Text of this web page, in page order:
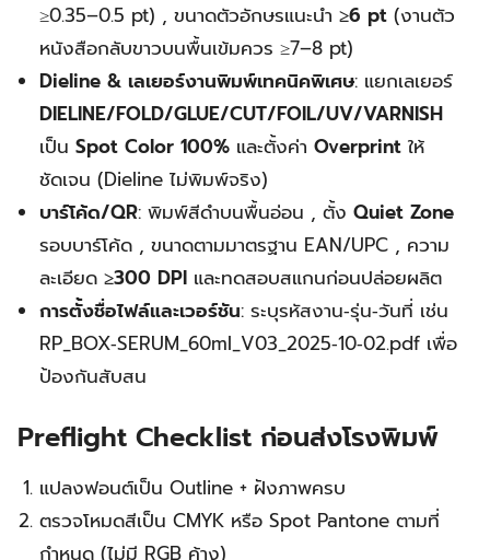
≥0.35–0.5 pt) , ขนาดตัวอักษรแนะนำ≥6 pt (งานตัว
หนังสือกลับขาวบนพื้นเข้มควร ≥7–8 pt)
Dieline & เลเยอร์งานพิมพ์เทคนิคพิเศษ: แยกเลเยอร์
DIELINE/FOLD/GLUE/CUT/FOIL/UV/VARNISH
เป็นSpot Color 100% และตั้งค่าOverprint ให้
ชัดเจน (Dieline ไม่พิมพ์จริง)
บาร์โค้ด/QR: พิมพ์สีดำบนพื้นอ่อน , ตั้งQuiet Zone
รอบบาร์โค้ด , ขนาดตามมาตรฐาน EAN/UPC , ความ
ละเอียด≥300 DPI และทดสอบสแกนก่อนปล่อยผลิต
การตั้งชื่อไฟล์และเวอร์ชัน: ระบุรหัสงาน‑รุ่น‑วันที่ เช่น
RP_BOX‑SERUM_60ml_V03_2025‑10‑02.pdf เพื่อ
ป้องกันสับสน
Preflight Checklist ก่อนส่งโรงพิมพ์
แปลงฟอนต์เป็น Outline + ฝังภาพครบ
ตรวจโหมดสีเป็น CMYK หรือ Spot Pantone ตามที่
กำหนด (ไม่มี RGB ค้าง)